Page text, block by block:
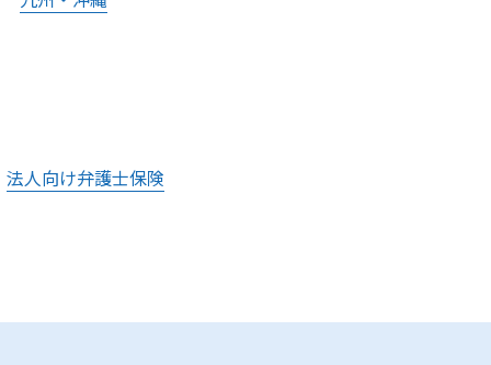
法人向け弁護士保険